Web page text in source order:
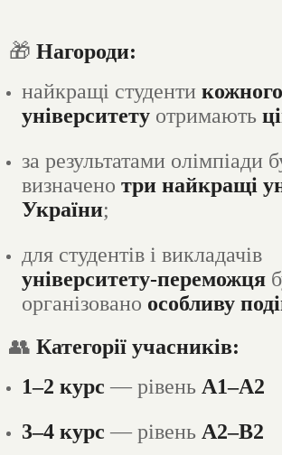
🎁 Нагороди:
найкращі студентикожного
університету отримають
за результатами олімпіади
визначенотри найкращі
України;
для студентів і викладачів
університету-переможця
організовано особливу
👥 Категорії учасників:
1–2 курс — рівень A1–A2
3–4 курс — рівень A2–B2